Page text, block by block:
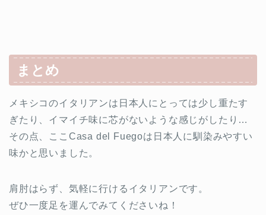
まとめ
メキシコのイタリアンは日本人にとっては少し重たす
ぎたり、イマイチ味に芯がないような感じがしたり…
その点、ここCasa del Fuegoは日本人に馴染みやすい
味かと思いました。
肩肘はらず、気軽に行けるイタリアンです。
ぜひ一度足を運んでみてくださいね！